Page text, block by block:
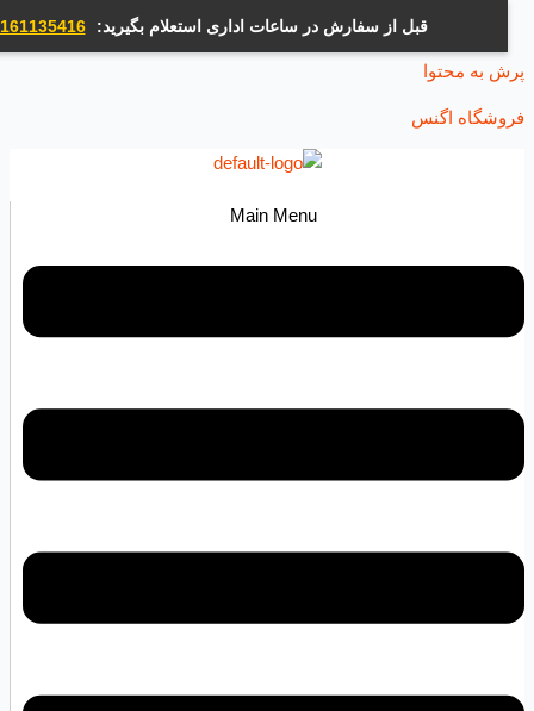
قبل از سفارش در ساعات اداری استعلام بگیرید: 09161135416
محتوا
اگنس
Main Menu